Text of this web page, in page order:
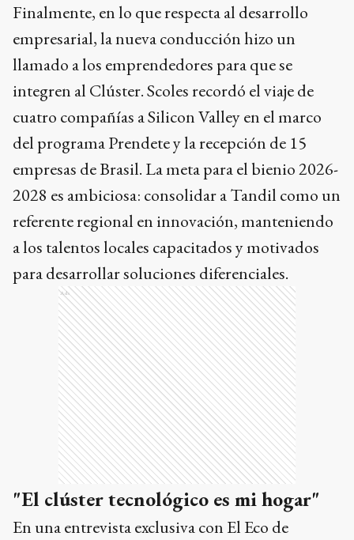
Finalmente, en lo que respecta al desarrollo
empresarial, la nueva conducción hizo un
llamado a los emprendedores para que se
integren al Clúster. Scoles recordó el viaje de
cuatro compañías a Silicon Valley en el marco
del programa Prendete y la recepción de 15
empresas de Brasil. La meta para el bienio 2026-
2028 es ambiciosa: consolidar a Tandil como un
referente regional en innovación, manteniendo
a los talentos locales capacitados y motivados
para desarrollar soluciones diferenciales.
Ads
"El clúster tecnológico es mi hogar"
En una entrevista exclusiva con El Eco de